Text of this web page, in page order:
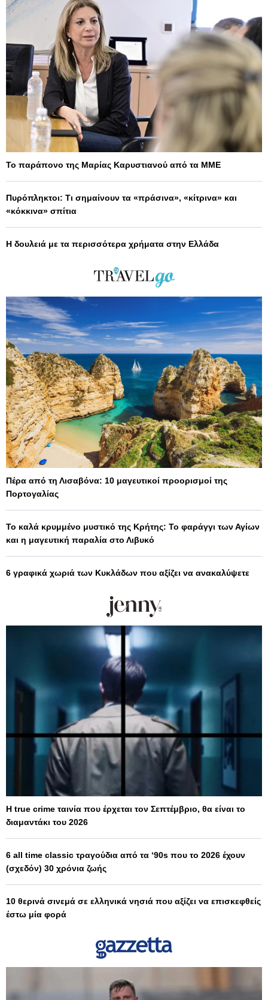
Το παράπονο της Μαρίας Καρυστιανού από τα ΜΜΕ
Πυρόπληκτοι: Τι σημαίνουν τα «πράσινα», «κίτρινα» και
«κόκκινα» σπίτια
Η δουλειά με τα περισσότερα χρήματα στην Ελλάδα
Πέρα από τη Λισαβόνα: 10 μαγευτικοί προορισμοί της
Πορτογαλίας
Το καλά κρυμμένο μυστικό της Κρήτης: Το φαράγγι των Αγίων
και η μαγευτική παραλία στο Λιβυκό
6 γραφικά χωριά των Κυκλάδων που αξίζει να ανακαλύψετε
Η true crime ταινία που έρχεται τον Σεπτέμβριο, θα είναι το
διαμαντάκι του 2026
6 all time classic τραγούδια από τα ‘90s που το 2026 έχουν
(σχεδόν) 30 χρόνια ζωής
10 θερινά σινεμά σε ελληνικά νησιά που αξίζει να επισκεφθείς
έστω μία φορά